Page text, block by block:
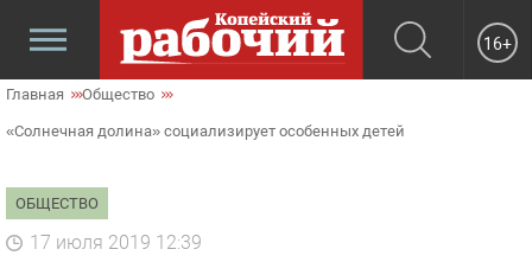
16+
Главная Общество
«Солнечная долина» социализирует особенных детей
ОБЩЕСТВО
17 июля 2019 12:39